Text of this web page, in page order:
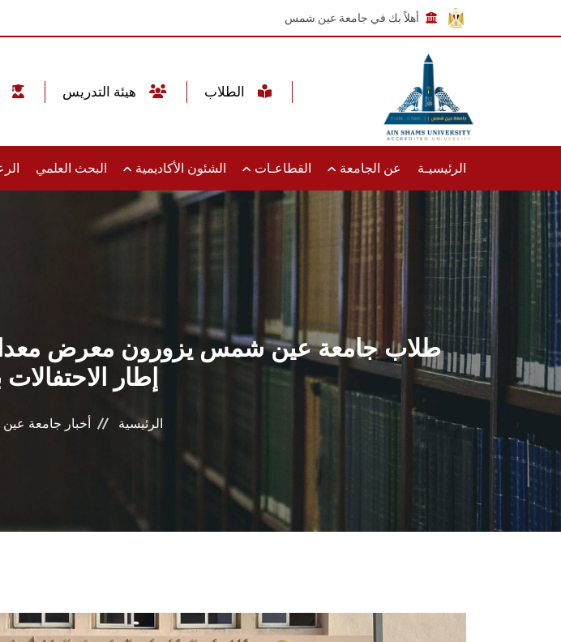
أهلاً بك في جامعة عين شمس
الرئيسيـة عن الجامعة القطاعـات الشئون الأكاديمية البحث العلمي
طلاب جامعة عين شمس يزورون معرض
إطار
الرئيسية أخبار جامعة